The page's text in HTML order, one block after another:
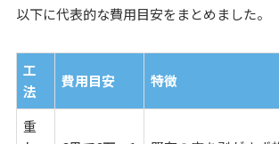
以下に代表的な費用目安をまとめました。
工
法
費用目安 特徴
重